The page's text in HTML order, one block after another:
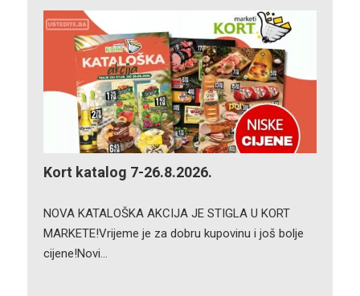
Kort katalog 7-26.8.2026.
NOVA KATALOŠKA AKCIJA JE STIGLA U KORT
MARKETE!Vrijeme je za dobru kupovinu i još bolje
cijene!Novi…